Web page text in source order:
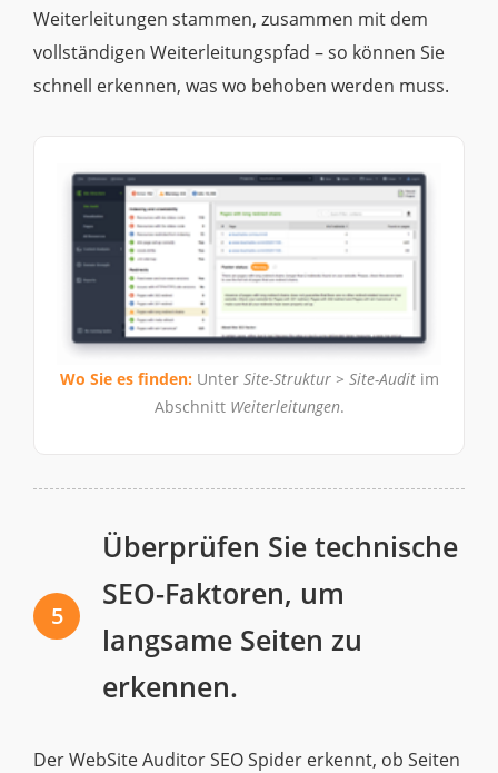
Weiterleitungen stammen, zusammen mit dem
vollständigen Weiterleitungspfad – so können Sie
schnell erkennen, was wo behoben werden muss.
Wo Sie es finden:Unter Site-Struktur > Site-Auditim
Abschnitt Weiterleitungen.
5
Überprüfen Sie technische
SEO-Faktoren, um
langsame Seiten zu
erkennen.
Der WebSite Auditor SEO Spider erkennt, ob Seiten